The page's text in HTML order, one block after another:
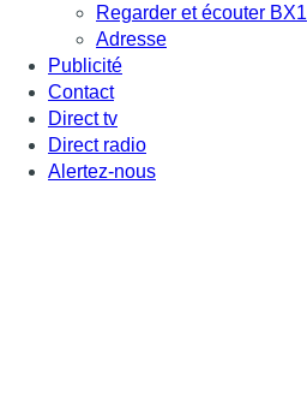
Regarder et écouter BX1
Adresse
Publicité
Contact
Direct tv
Direct radio
Alertez-nous